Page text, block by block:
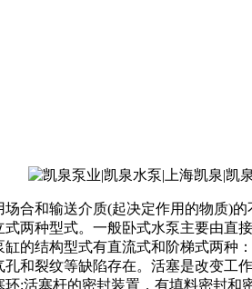
和输送介质(起决定作用的物质)的
种型式。一般卧式水泵主要由直
的结构型式有直流式和阶梯式两
和裂纹等缺陷存在。活塞是改变工
;活塞杆的密封装置，有填料密封和